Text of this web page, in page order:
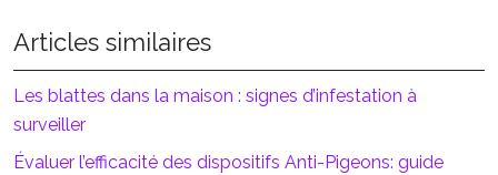
Articles similaires
Les blattes dans la maison : signes d’infestation à
surveiller
Évaluer l’efficacité des dispositifs Anti-Pigeons: guide